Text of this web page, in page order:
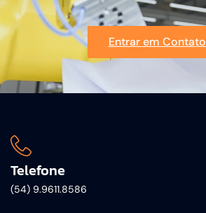
Entrar em Contato
Telefone
(54) 9.9611.8586